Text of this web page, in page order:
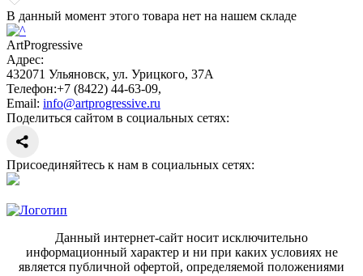
В данный момент этого товара нет на нашем складе
ArtProgressive
Адрес:
432071 Ульяновск, ул. Урицкого, 37А
Телефон:+7 (8422) 44-63-09,
Email: info@artprogressive.ru
Поделиться сайтом в социальных сетях:
Присоединяйтесь к нам в социальных сетях:
Данный интернет-сайт носит исключительно
информационный характер и ни при каких условиях не
является публичной офертой, определяемой положениями